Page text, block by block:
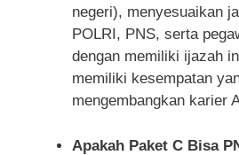
negeri), menyesuaikan
POLRI, PNS, serta
dengan memiliki ijazah
memiliki kesempatan
mengembangkan karier
Apakah Paket C Bisa